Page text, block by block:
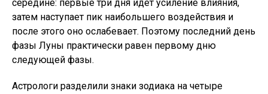
середине: первые три дня идет усиление влияния,
затем наступает пик наибольшего воздействия и
после этого оно ослабевает. Поэтому последний день
фазы Луны практически равен первому дню
следующей фазы.
Астрологи разделили знаки зодиака на четыре